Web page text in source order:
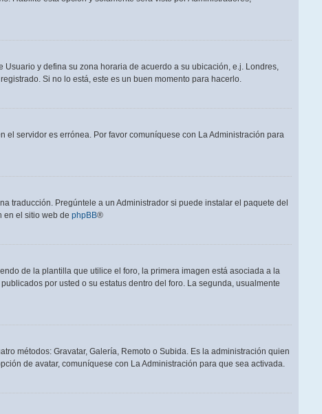
y defina su zona horaria de acuerdo a su ubicación, e.j. Londres,
Si no lo está, este es un buen momento para hacerlo.
servidor es errónea. Por favor comuníquese con La Administración para
traducción. Pregúntele a un Administrador si puede instalar el paquete del
en el sitio web de phpBB®
de la plantilla que utilice el foro, la primera imagen está asociada a la
por usted o su estatus dentro del foro. La segunda, usualmente
métodos: Gravatar, Galería, Remoto o Subida. Es la administración quien
de avatar, comuníquese con La Administración para que sea activada.